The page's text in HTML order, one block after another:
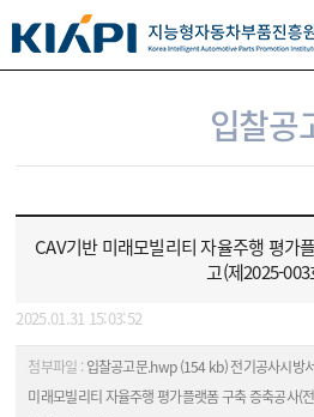
입찰공
CAV기반 미래모빌리티 자율주행 평가
고(제2025-003
2025.01.31 15:03:52
첨부파일 : 입찰공고문.hwp (154 kb)전기공사시방
미래모빌리티 자율주행 평가플랫폼 구축 증축공사(